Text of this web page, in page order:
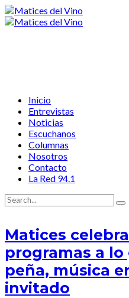
Inicio
Entrevistas
Noticias
Escuchanos
Columnas
Nosotros
Contacto
La Red 94.1
Matices
programas a lo
peña, música
invitado